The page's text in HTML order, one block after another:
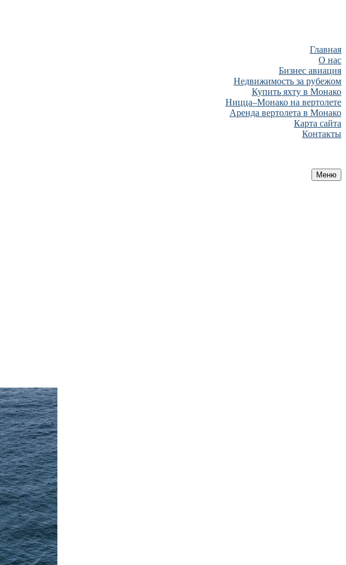
Главная
О нас
Бизнес авиация
Недвижимость за рубежом
Купить яхту в Монако
Ницца–Монако на вертолете
Аренда вертолета в Монако
Карта сайта
Контакты
Меню